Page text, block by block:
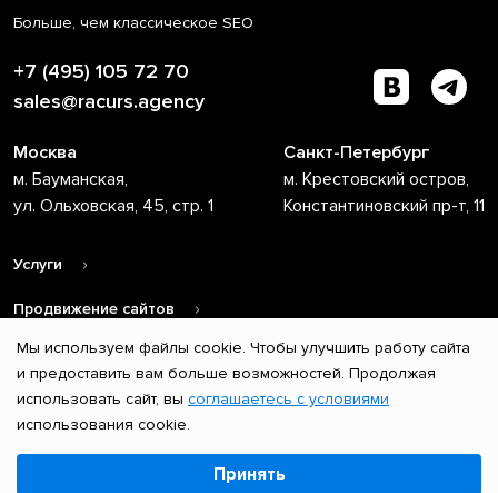
Больше, чем классическое SEO
+7 (495) 105 72 70
sales@racurs.agency
Москва
м. Бауманская,
ул. Ольховская, 45, стр. 1
Санкт-Петербург
м. Крестовский остров,
Константиновский пр-т, 11
Услуги
Продвижение сайтов
О компании
Копирование и любое использование материалов возможно
только при наличии ссылки на первоисточник.
Мы используем файлы cookie. Чтобы улучшить работу сайта
и предоставить вам больше возможностей. Продолжая
использовать сайт, вы соглашаетесь с условиями
использования cookie.
Принять